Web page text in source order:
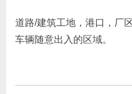
道路/建筑工地，港口，厂
车辆随意出入的区域。